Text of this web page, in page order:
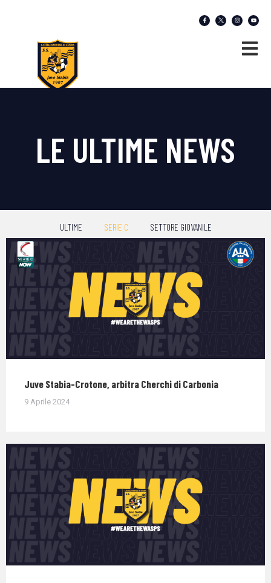
LE ULTIME NEWS
ULTIME SERIE C SETTORE GIOVANILE
Juve Stabia-Crotone, arbitra Cherchi di Carbonia
9 Aprile 2024